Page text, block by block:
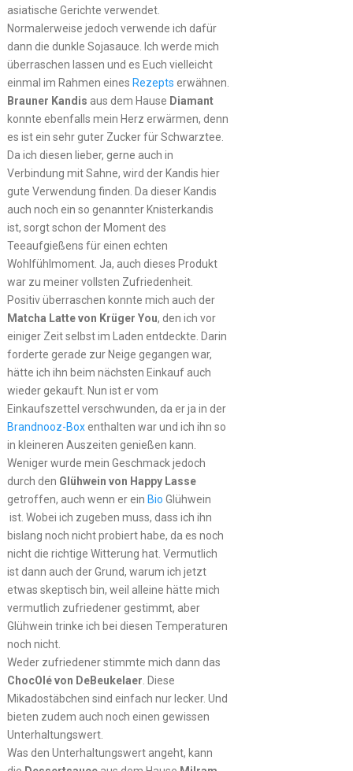
asiatische Gerichte verwendet.
Normalerweise jedoch verwende ich dafür
dann die dunkle Sojasauce. Ich werde mich
überraschen lassen und es Euch vielleicht
einmal im Rahmen eines Rezepts erwähnen.
Brauner Kandis aus dem Hause Diamant
konnte ebenfalls mein Herz erwärmen, denn
es ist ein sehr guter Zucker für Schwarztee.
Da ich diesen lieber, gerne auch in
Verbindung mit Sahne, wird der Kandis hier
gute Verwendung finden. Da dieser Kandis
auch noch ein so genannter Knisterkandis
ist, sorgt schon der Moment des
Teeaufgießens für einen echten
Wohlfühlmoment. Ja, auch dieses Produkt
war zu meiner vollsten Zufriedenheit.
Positiv überraschen konnte mich auch der
Matcha Latte von Krüger You, den ich vor
einiger Zeit selbst im Laden entdeckte. Darin
forderte gerade zur Neige gegangen war,
hätte ich ihn beim nächsten Einkauf auch
wieder gekauft. Nun ist er vom
Einkaufszettel verschwunden, da er ja in der
Brandnooz-Boxenthalten war und ich ihn so
in kleineren Auszeiten genießen kann.
Weniger wurde mein Geschmack jedoch
durch den Glühwein von Happy Lasse
getroffen, auch wenn er ein Bio Glühwein
ist. Wobei ich zugeben muss, dass ich ihn
bislang noch nicht probiert habe, da es noch
nicht die richtige Witterung hat. Vermutlich
ist dann auch der Grund, warum ich jetzt
etwas skeptisch bin, weil alleine hätte mich
vermutlich zufriedener gestimmt, aber
Glühwein trinke ich bei diesen Temperaturen
noch nicht.
Weder zufriedener stimmte mich dann das
ChocOlé von DeBeukelaer . Diese
Mikadostäbchen sind einfach nur lecker. Und
bieten zudem auch noch einen gewissen
Unterhaltungswert.
Was den Unterhaltungswert angeht, kann